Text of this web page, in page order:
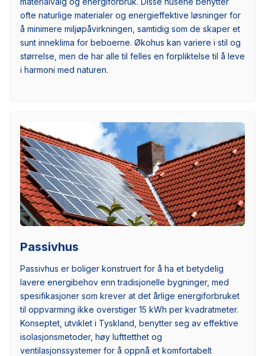
ofte naturlige materialer og energieffektive løsninger for
å minimere miljøpåvirkningen, samtidig som de skaper et
sunt inneklima for beboerne. Økohus kan variere i stil og
størrelse, men de har alle til felles en forpliktelse til å leve
i harmoni med naturen.
Passivhus
Passivhus er boliger konstruert for å ha et betydelig
lavere energibehov enn tradisjonelle bygninger, med
spesifikasjoner som krever at det årlige energiforbruket
til oppvarming ikke overstiger 15 kWh per kvadratmeter.
Konseptet, utviklet i Tyskland, benytter seg av effektive
isolasjonsmetoder, høy lufttetthet og
ventilasjonssystemer for å oppnå et komfortabelt